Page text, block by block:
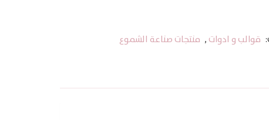
قوالب و ادوات , منتجات صناعة الشموع